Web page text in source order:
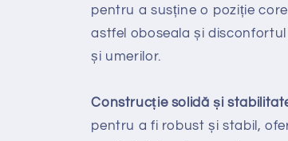
pentru a susține o poziție
astfel oboseala și
și umerilor.
Construcție solidă și
pentru a fi robust și stabil,